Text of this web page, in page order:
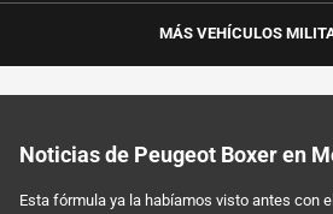
MÁS VEHÍCULOS
Noticias de Peugeot Boxer en
Esta fórmula ya la habíamos visto antes con